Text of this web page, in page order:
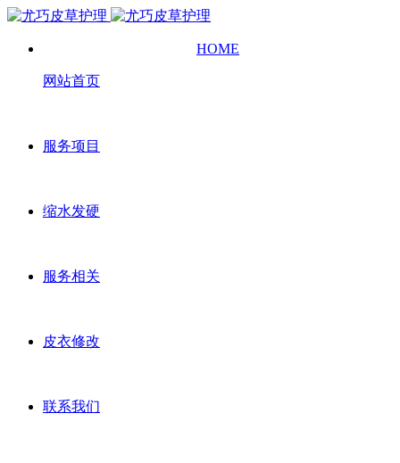
HOME
网站首页
服务项目
缩水发硬
服务相关
皮衣修改
联系我们